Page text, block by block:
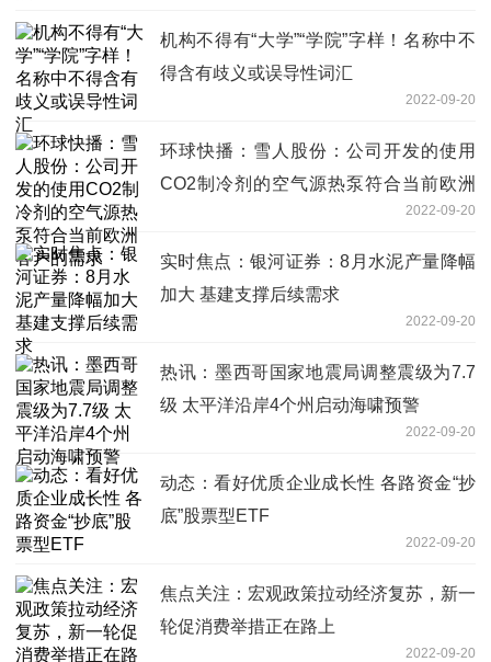
机构不得有“大学”“学院”字样！名称中不
得含有歧义或误导性词汇
2022-09-20
环球快播：雪人股份：公司开发的使用
CO2制冷剂的空气源热泵符合当前欧洲
2022-09-20
实时焦点：银河证券：8月水泥产量降幅
加大 基建支撑后续需求
2022-09-20
热讯：墨西哥国家地震局调整震级为7.7
级 太平洋沿岸4个州启动海啸预警
2022-09-20
动态：看好优质企业成长性 各路资金“抄
底”股票型ETF
2022-09-20
焦点关注：宏观政策拉动经济复苏，新一
轮促消费举措正在路上
2022-09-20